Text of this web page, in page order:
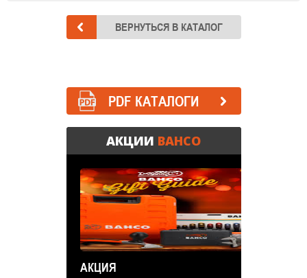
PDF КАТАЛОГИ
АКЦИИ BAHCO
АКЦИЯ